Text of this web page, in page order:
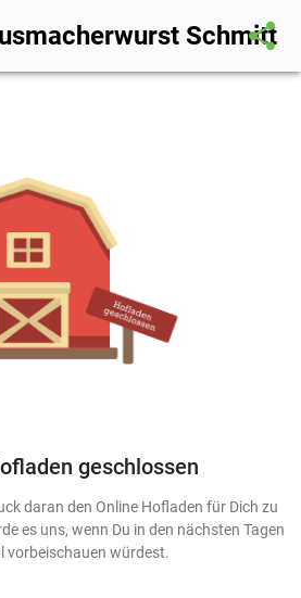
Schmitt
share
geschlossen
daran den Online Hofladen für Dich zu
es uns, wenn Du in den nächsten Tagen
vorbeischauen würdest.